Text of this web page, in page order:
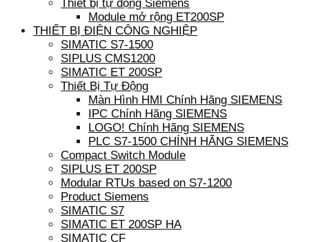
Thiết bị tự động Siemens
Module mở rộng ET200SP
THIẾT BỊ ĐIỆN CÔNG NGHIỆP
SIMATIC S7-1500
SIPLUS CMS1200
SIMATIC ET 200SP
Thiết Bị Tự Động
Màn Hình HMI Chính Hãng SIEMENS
IPC Chính Hãng SIEMENS
LOGO! Chính Hãng SIEMENS
PLC S7-1500 CHÍNH HÃNG SIEMENS
Compact Switch Module
SIPLUS ET 200SP
Modular RTUs based on S7-1200
Product Siemens
SIMATIC S7
SIMATIC ET 200SP HA
SIMATIC CF